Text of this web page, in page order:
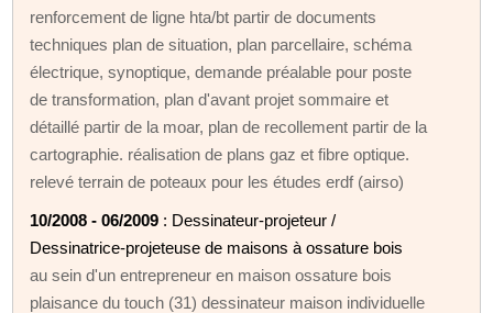
renforcement de ligne hta/bt partir de documents
techniques plan de situation, plan parcellaire, schéma
électrique, synoptique, demande préalable pour poste
de transformation, plan d'avant projet sommaire et
détaillé partir de la moar, plan de recollement partir de la
cartographie. réalisation de plans gaz et fibre optique.
relevé terrain de poteaux pour les études erdf (airso)
10/2008 - 06/2009 : Dessinateur-projeteur /
Dessinatrice-projeteuse de maisons à ossature bois
au sein d'un entrepreneur en maison ossature bois
plaisance du touch (31) dessinateur maison individuelle